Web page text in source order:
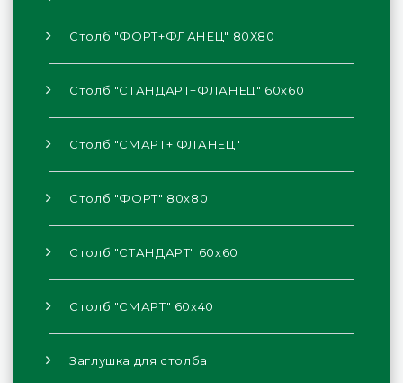
Столб "ФОРТ+ФЛАНЕЦ" 80Х80
Столб "СТАНДАРТ+ФЛАНЕЦ" 60х60
Столб "СМАРТ+ ФЛАНЕЦ"
Столб "ФОРТ" 80х80
Столб "СТАНДАРТ" 60х60
Столб "СМАРТ" 60х40
Заглушка для столба